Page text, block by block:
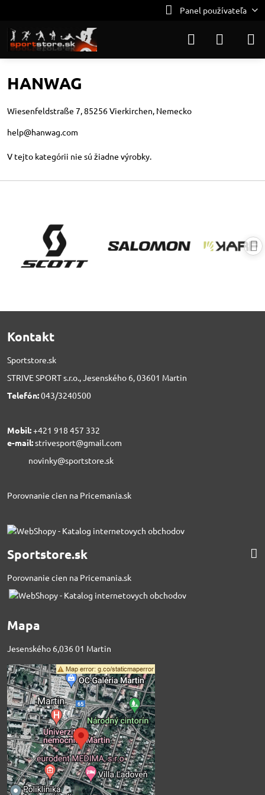
Panel používateľa
HANWAG
Wiesenfeldstraße 7, 85256 Vierkirchen, Nemecko
help@hanwag.com
V tejto kategórii nie sú žiadne výrobky.
Kontakt
Sportstore.sk
STRIVE SPORT s.r.o., Jesenského 6, 03601 Martin
Telefón:043/3240500
Mobil:+421 918 457 332
e-mail:strivesport@gmail.com
novinky@sportstore.sk
Porovnanie cien na Pricemania.sk
Sportstore.sk
Porovnanie cien na Pricemania.sk
Mapa
Jesenského 6,036 01 Martin
Externý obsah je
blokovaný Voľbami
súkromia
Prajete si načítať externý obsah?
Povoliť tentokrát